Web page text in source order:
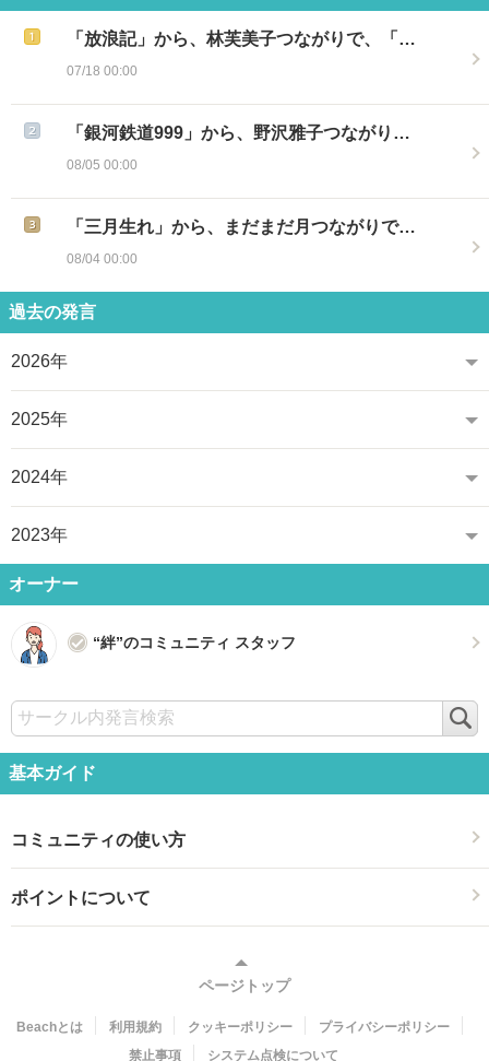
「放浪記」から、林芙美子つながりで、「…
07/18 00:00
「銀河鉄道999」から、野沢雅子つながり…
08/05 00:00
「三月生れ」から、まだまだ月つながりで…
08/04 00:00
過去の発言
2026年
2025年
2024年
2023年
オーナー
“絆”のコミュニティ スタッフ
索
基本ガイド
コミュニティの使い方
ポイントについて
ページトップ
Beachとは 利用規約 クッキーポリシー
プライバシーポリシー
禁止事項
システム点検について